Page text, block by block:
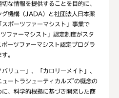
な情報を提供することを目的に、
グ機構（JADA）と社団法人日本薬
ポーツファーマシスト」事業で
ファーマシスト」認定制度がスタ
ーツファーマシスト認定プログラ
。
リュー」、「カロリーメイト」、
ュートラシューティカルズ*の概念の
、科学的根拠に基づき開発した商